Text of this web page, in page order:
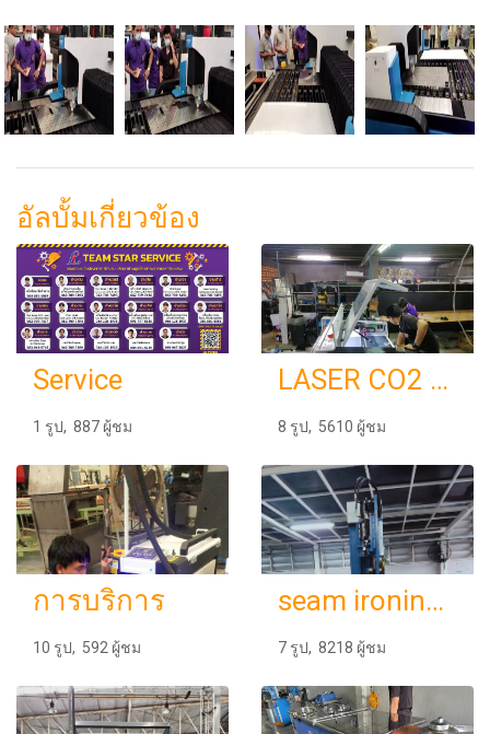
อัลบั้มเกี่ยวข้อง
Service
1 รูป, 887 ผู้ชม
LASER CO2 1390
8 รูป, 5610 ผู้ชม
การบริการ
10 รูป, 592 ผู้ชม
seam ironing machine
7 รูป, 8218 ผู้ชม